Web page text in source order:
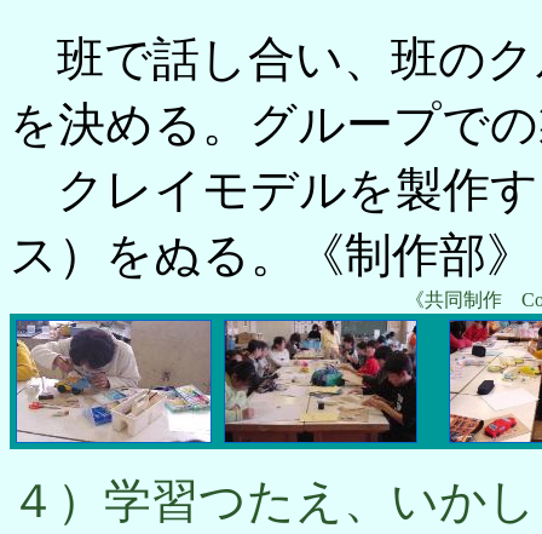
班で話し合い、班の
を決める。グループで
クレイモデルを製作
ス）をぬる。《制作部》
《共同制作
４）学習つたえ、いかし